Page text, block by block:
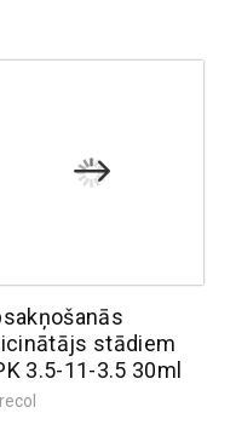
stādiem
3.5-11-3.5 30ml